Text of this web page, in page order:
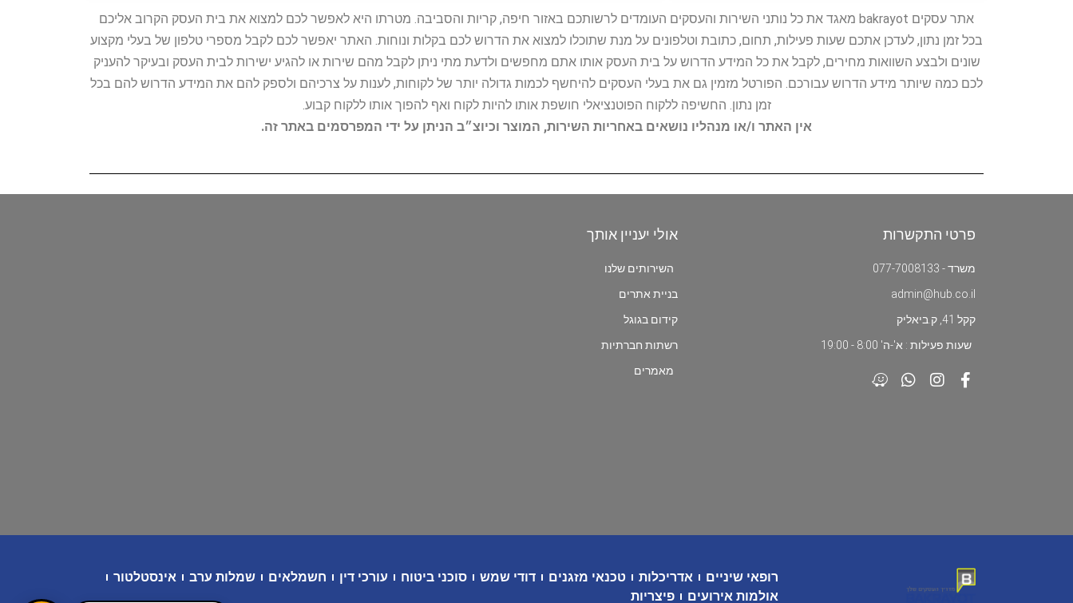
אתר עסקים bakrayot מאגד את כל נותני השירות והעסקים העומדים לרשותכם באזור חיפה, קריות והסביבה. מטרתו היא לאפשר לכם למצוא את בית העסק הקרוב אליכם
בכל זמן נתון, לעדכן אתכם שעות פעילות, תחום, כתובת וטלפונים על מנת שתוכלו למצוא את הדרוש לכם בקלות ונוחות. האתר יאפשר לכם לקבל מספרי טלפון של בעלי מקצוע
שונים ולבצע השוואות מחירים, לקבל את כל המידע הדרוש על בית העסק אותו אתם מחפשים ולדעת מתי ניתן לקבל מהם שירות או להגיע ישירות לבית העסק ובעיקר להעניק
לכם כמה שיותר מידע הדרוש עבורכם. הפורטל מזמין גם את בעלי העסקים להיחשף לכמות גדולה יותר של לקוחות, לענות על צרכיהם ולספק להם את המידע הדרוש להם בכל
זמן נתון. החשיפה ללקוח הפוטנציאלי חושפת אותו להיות לקוח ואף להפוך אותו ללקוח קבוע.
אין האתר ו/או מנהליו נושאים באחריות השירות, המוצר וכיוצ״ב הניתן על ידי המפרסמים באתר זה.
פרטי התקשרות
משרד - 077-7008133
admin@hub.co.il
קקל 41, ק.ביאליק
שעות פעילות : א'-ה' 8:00 - 19:00
אולי יעניין אותך
השירותים שלנו
בניית אתרים
קידום בגוגל
רשתות חברתיות
מאמרים
רופאי שיניים אדריכלות טכנאי מזגנים דודי שמש סוכני ביטוח עורכי דין חשמלאים שמלות ערב
אינסטלטור
אולמות אירועים
פיצריות